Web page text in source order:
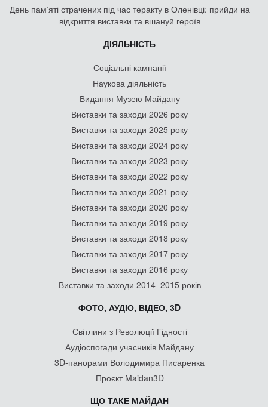
День памʼяті страчених під час теракту в Оленівці: прийди на
відкриття виставки та вшануй героїв
ДІЯЛЬНІСТЬ
Соціальні кампанії
Наукова діяльність
Видання Музею Майдану
Виставки та заходи 2026 року
Виставки та заходи 2025 року
Виставки та заходи 2024 року
Виставки та заходи 2023 року
Виставки та заходи 2022 року
Виставки та заходи 2021 року
Виставки та заходи 2020 року
Виставки та заходи 2019 року
Виставки та заходи 2018 року
Виставки та заходи 2017 року
Виставки та заходи 2016 року
Виставки та заходи 2014–2015 років
ФОТО, АУДІО, ВІДЕО, 3D
Світлини з Революції Гідності
Аудіоспогади учасників Майдану
3D-панорами Володимира Писаренка
Проєкт Maidan3D
ЩО ТАКЕ МАЙДАН